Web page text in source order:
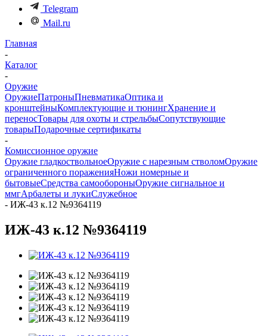
Telegram
Mail.ru
Главная
-
Каталог
-
Оружие
ОружиеПатроныПневматикаОптика и
кронштейныКомплектующие и тюнингХранение и
переносТовары для охоты и стрельбыСопутствующие
товарыПодарочные сертификаты
-
Комиссионное оружие
Оружие гладкоствольноеОружие с нарезным стволомОружие
ограниченного пораженияНожи номерные и
бытовыеСредства самообороныОружие сигнальное и
ммгАрбалеты и лукиСлужебное
- ИЖ-43 к.12 №9364119
ИЖ-43 к.12 №9364119